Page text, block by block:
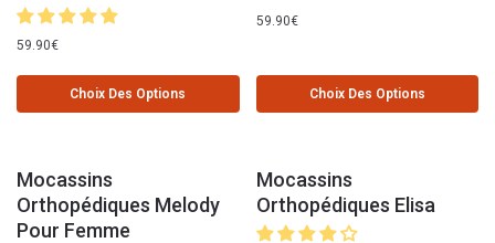
59.90€
Choix Des Options
59.90€
Choix Des Options
Mocassins
Orthopédiques Melody
Pour Femme
Mocassins
Orthopédiques Elisa